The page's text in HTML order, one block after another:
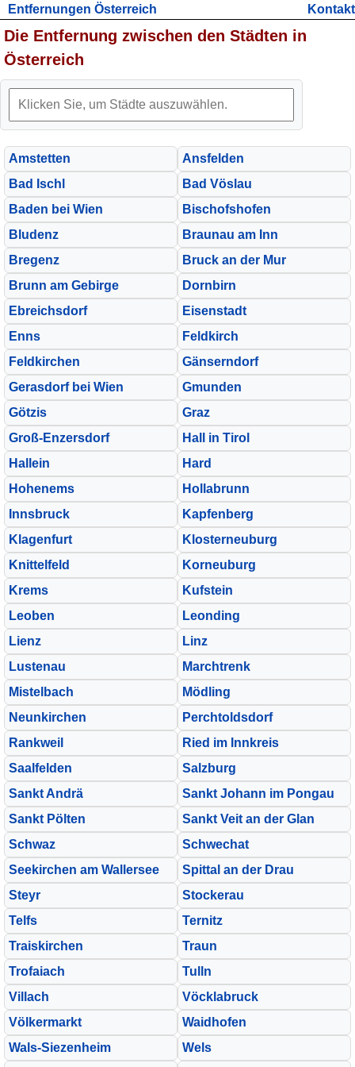
Entfernungen Österreich Kontakt
Die Entfernung zwischen den Städten in
Österreich
Amstetten
Ansfelden
Bad Ischl
Bad Vöslau
Baden bei Wien
Bischofshofen
Bludenz
Braunau am Inn
Bregenz
Bruck an der Mur
Brunn am Gebirge
Dornbirn
Ebreichsdorf
Eisenstadt
Enns
Feldkirch
Feldkirchen
Gänserndorf
Gerasdorf bei Wien
Gmunden
Götzis
Graz
Groß-Enzersdorf
Hall in Tirol
Hallein
Hard
Hohenems
Hollabrunn
Innsbruck
Kapfenberg
Klagenfurt
Klosterneuburg
Knittelfeld
Korneuburg
Krems
Kufstein
Leoben
Leonding
Lienz
Linz
Lustenau
Marchtrenk
Mistelbach
Mödling
Neunkirchen
Perchtoldsdorf
Rankweil
Ried im Innkreis
Saalfelden
Salzburg
Sankt Andrä
Sankt Johann im Pongau
Sankt Pölten
Sankt Veit an der Glan
Schwaz
Schwechat
Seekirchen am Wallersee
Spittal an der Drau
Steyr
Stockerau
Telfs
Ternitz
Traiskirchen
Traun
Trofaiach
Tulln
Villach
Vöcklabruck
Völkermarkt
Waidhofen
Wals-Siezenheim
Wels